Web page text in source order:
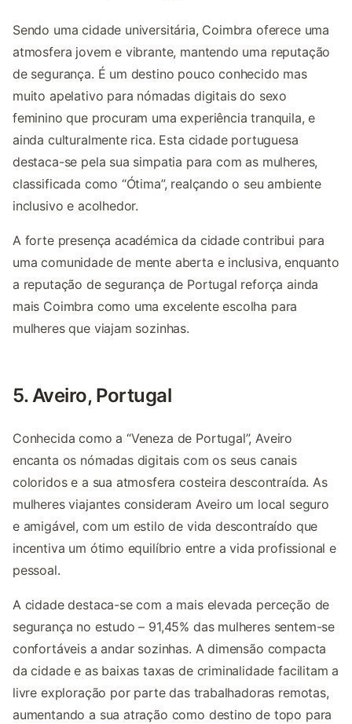
Sendo uma cidade universitária, Coimbra oferece uma
atmosfera jovem e vibrante, mantendo uma reputação
de segurança. É um destino pouco conhecido mas
muito apelativo para nómadas digitais do sexo
feminino que procuram uma experiência tranquila, e
ainda culturalmente rica. Esta cidade portuguesa
destaca-se pela sua simpatia para com as mulheres,
classificada como “Ótima”, realçando o seu ambiente
inclusivo e acolhedor.
A forte presença académica da cidade contribui para
uma comunidade de mente aberta e inclusiva, enquanto
a reputação de segurança de Portugal reforça ainda
mais Coimbra como uma excelente escolha para
mulheres que viajam sozinhas.
5. Aveiro, Portugal
Conhecida como a “Veneza de Portugal”, Aveiro
encanta os nómadas digitais com os seus canais
coloridos e a sua atmosfera costeira descontraída. As
mulheres viajantes consideram Aveiro um local seguro
e amigável, com um estilo de vida descontraído que
incentiva um ótimo equilíbrio entre a vida profissional e
pessoal.
A cidade destaca-se com a mais elevada perceção de
segurança no estudo – 91,45% das mulheres sentem-se
confortáveis a andar sozinhas. A dimensão compacta
da cidade e as baixas taxas de criminalidade facilitam a
livre exploração por parte das trabalhadoras remotas,
aumentando a sua atração como destino de topo para